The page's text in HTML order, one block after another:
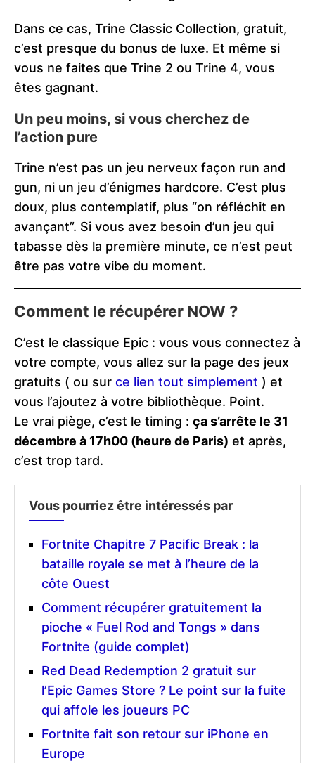
Dans ce cas, Trine Classic Collection, gratuit,
c’est presque du bonus de luxe. Et même si
vous ne faites que Trine 2 ou Trine 4, vous
êtes gagnant.
Un peu moins, si vous cherchez de
l’action pure
Trine n’est pas un jeu nerveux façon run and
gun, ni un jeu d’énigmes hardcore. C’est plus
doux, plus contemplatif, plus “on réfléchit en
avançant”. Si vous avez besoin d’un jeu qui
tabasse dès la première minute, ce n’est peut
être pas votre vibe du moment.
Comment le récupérer NOW ?
C’est le classique Epic : vous vous connectez à
votre compte, vous allez sur la page des jeux
gratuits ( ou sur ce lien tout simplement ) et
vous l’ajoutez à votre bibliothèque. Point.
Le vrai piège, c’est le timing : ça s’arrête le 31
décembre à 17h00 (heure de Paris) et après,
c’est trop tard.
Vous pourriez être intéressés par
Fortnite Chapitre 7 Pacific Break : la
bataille royale se met à l’heure de la
côte Ouest
Comment récupérer gratuitement la
pioche « Fuel Rod and Tongs » dans
Fortnite (guide complet)
Red Dead Redemption 2 gratuit sur
l’Epic Games Store ? Le point sur la fuite
qui affole les joueurs PC
Fortnite fait son retour sur iPhone en
Europe